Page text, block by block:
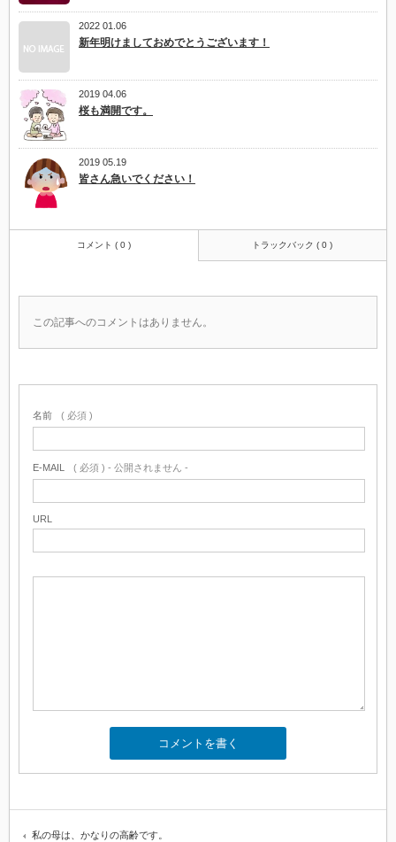
2022 01.06
新年明けましておめでとうございます！
2019 04.06
桜も満開です。
2019 05.19
皆さん急いでください！
コメント ( 0 ) トラックバック ( 0 )
この記事へのコメントはありません。
名前 ( 必須 )
E-MAIL ( 必須 ) - 公開されません -
URL
私の母は、かなりの高齢です。